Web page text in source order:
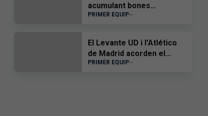
acumulant bones
sensacions
PRIMER EQUIP
El Levante UD i l'Atlético
de Madrid acorden el
traspàs d'Edgar Alcañiz
PRIMER EQUIP